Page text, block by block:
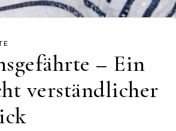
– Ein
verständlicher